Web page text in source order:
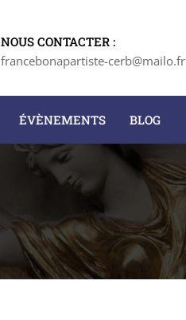
NOUS CONTACTER :
francebonapartiste-cerb@mailo.fr
ÉVÈNEMENTS BLOG